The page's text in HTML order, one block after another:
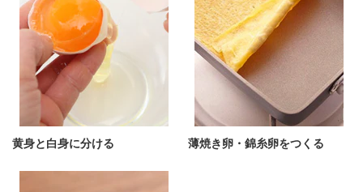
黄身と白身に分ける 薄焼き卵・錦糸卵をつくる